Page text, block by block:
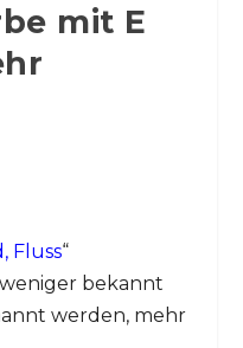
mit E
Fluss“
bekannt
werden, mehr